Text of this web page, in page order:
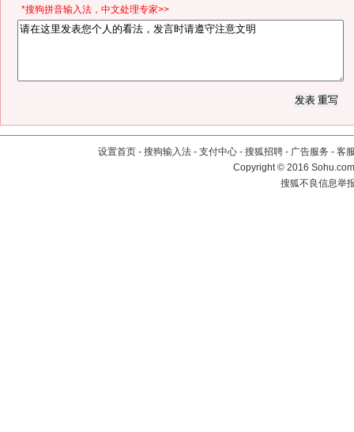
*搜狗拼音输入法，中文处理专家>>
设置首页 - 搜狗输入法 - 支付中心 - 搜狐招聘 - 广告服务 - 客
Copyright©2016
搜狐不良信息举